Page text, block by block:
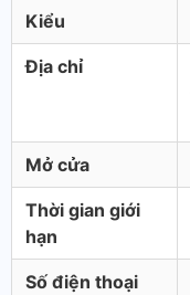
Kiểu
Địa chỉ
Mở cửa
Thời gian giới
hạn
Số điện thoại